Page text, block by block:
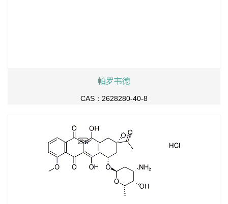
帕罗韦德
CAS：2628280-40-8